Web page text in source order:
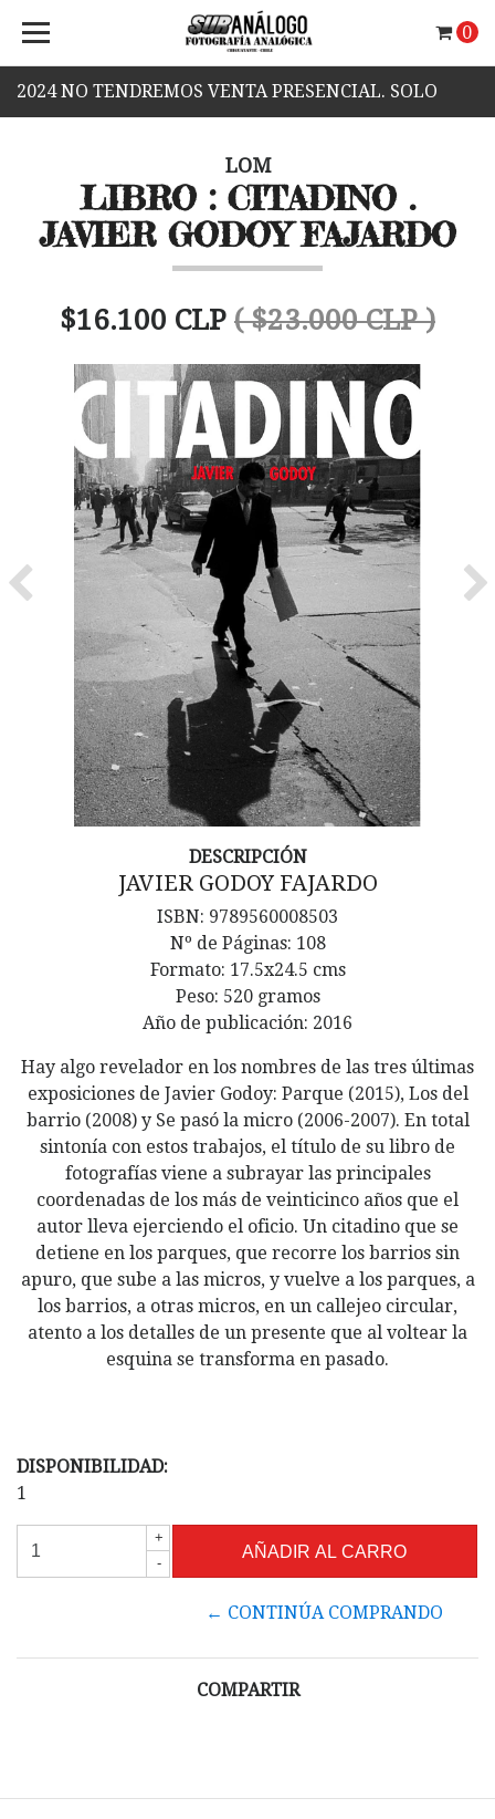
2024 NO TENDREMOS VENTA PRESENCIAL. SOLO
0
LOM
LIBRO : CITADINO .
JAVIER GODOY FAJARDO
$16.100 CLP ( $23.000 CLP )
Previous
DESCRIPCIÓN
JAVIER GODOY FAJARDO
ISBN: 9789560008503
Nº de Páginas: 108
Formato: 17.5x24.5 cms
Peso: 520 gramos
Año de publicación: 2016
Hay algo revelador en los nombres de las tres últimas
exposiciones de Javier Godoy: Parque (2015), Los del
barrio (2008) y Se pasó la micro (2006-2007). En total
sintonía con estos trabajos, el título de su libro de
fotografías viene a subrayar las principales
coordenadas de los más de veinticinco años que el
autor lleva ejerciendo el oficio. Un citadino que se
detiene en los parques, que recorre los barrios sin
apuro, que sube a las micros, y vuelve a los parques, a
los barrios, a otras micros, en un callejeo circular,
atento a los detalles de un presente que al voltear la
esquina se transforma en pasado.
DISPONIBILIDAD:
1
+
-
← CONTINÚA COMPRANDO
COMPARTIR